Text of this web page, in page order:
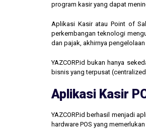
program kasir yang dapat
Aplikasi Kasir atau Point of
perkembangan teknologi
dan pajak, akhirnya
YAZCORP.id bukan hanya
bisnis yang terpusat
Aplikasi Kasir
YAZCORP.id berhasil menjadi
hardware POS yang